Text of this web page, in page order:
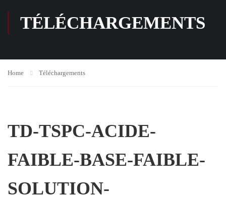
TÉLÉCHARGEMENTS
Home Téléchargements
TD-TSPC-ACIDE-
FAIBLE-BASE-FAIBLE-
SOLUTION-